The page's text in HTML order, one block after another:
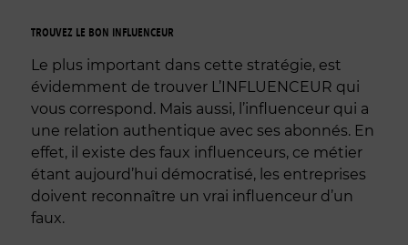
TROUVEZ LE BON INFLUENCEUR
Le plus important dans cette stratégie, est
évidemment de trouver L’INFLUENCEUR qui
vous correspond. Mais aussi, l’influenceur qui a
une relation authentique avec ses abonnés. En
effet, il existe des faux influenceurs, ce métier
étant aujourd’hui démocratisé, les entreprises
doivent reconnaître un vrai influenceur d’un
faux.